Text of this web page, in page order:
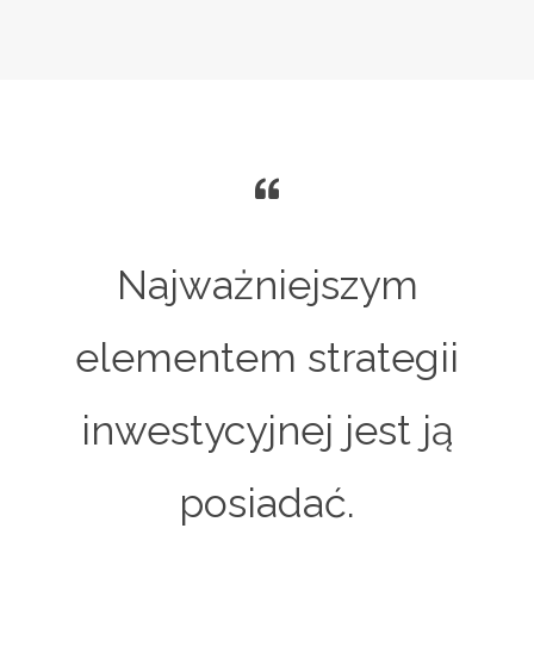
Najważniejszym
elementem strategii
inwestycyjnej jest ją
posiadać.